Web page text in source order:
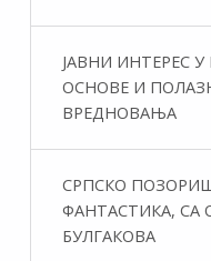
ЈАВНИ ИНТЕРЕС У
ОСНОВЕ И
ВРЕДНОВАЊА
СРПСКО
ФАНТАСТИКA, СА
БУЛГАКОВА